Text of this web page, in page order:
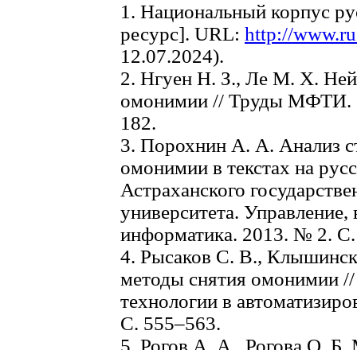
1. Национальный корпус
ресурс]. URL: http://
12.07.2024).
2. Нгуен Н. З., Ле М. Х.
омонимии // Труды МФТИ.
182.
3. Порохнин А. А. Анализ
омонимии в текстах на
Астраханского
университета.
информатика. 2013. № 2.
4. Рысаков С. В.,
методы снятия омонимии
технологии в
С. 555–563.